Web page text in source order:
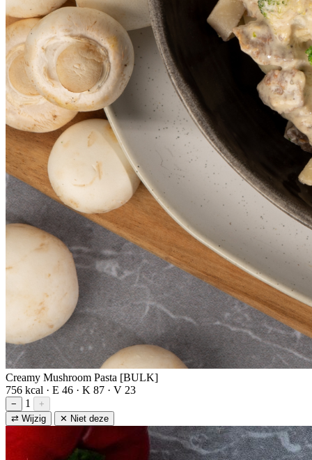
Creamy Mushroom Pasta [BULK]
756 kcal · E 46 · K 87 · V 23
− 1
+
⇄ Wijzig
✕ Niet deze